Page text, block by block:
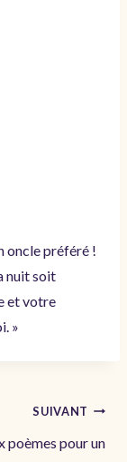
oncle préféré !
nuit soit
et votre
»
SUIVANT
poèmes pour un